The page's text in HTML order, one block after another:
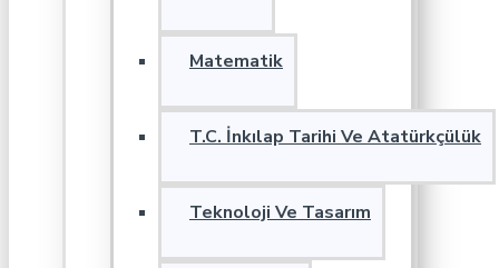
Matematik
T.C. İnkılap Tarihi Ve Atatürkçülük
Teknoloji Ve Tasarım